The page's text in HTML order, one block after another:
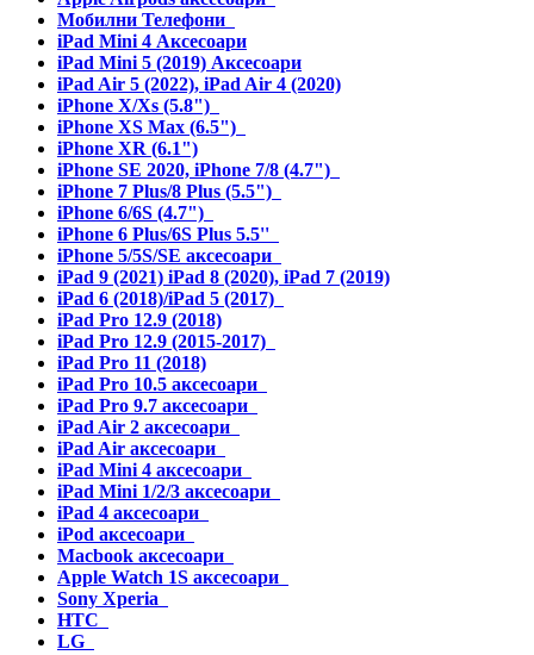
Мобилни Телефони
iPad Mini 4 Аксесоари
iPad Mini 5 (2019) Аксесоари
iPad Air 5 (2022), iPad Air 4 (2020)
iPhone X/Xs (5.8")
iPhone XS Max (6.5")
iPhone XR (6.1")
iPhone SE 2020, iPhone 7/8 (4.7")
iPhone 7 Plus/8 Plus (5.5")
iPhone 6/6S (4.7")
iPhone 6 Plus/6S Plus 5.5''
iPhone 5/5S/SE аксесоари
iPad 9 (2021) iPad 8 (2020), iPad 7 (2019)
iPad 6 (2018)/iPad 5 (2017)
iPad Pro 12.9 (2018)
iPad Pro 12.9 (2015-2017)
iPad Pro 11 (2018)
iPad Pro 10.5 аксесоари
iPad Pro 9.7 аксесоари
iPad Air 2 аксесоари
iPad Air аксесоари
iPad Mini 4 аксесоари
iPad Mini 1/2/3 аксесоари
iPad 4 аксесоари
iPod аксесоари
Macbook аксесоари
Apple Watch 1S аксесоари
Sony Xperia
HTC
LG